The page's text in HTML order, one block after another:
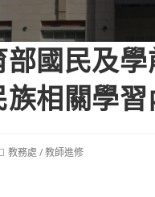
部國民及
相關學
教務處 /教師進修